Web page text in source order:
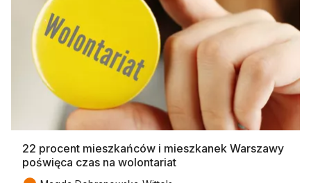
22 procent mieszkańców i mieszkanek Warszawy
poświęca czas na wolontariat